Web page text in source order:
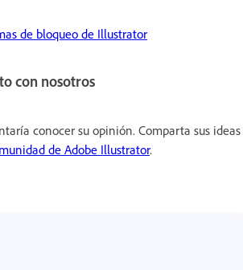
de bloqueo de Illustrator
con nosotros
conocer su opinión. Comparta sus ideas
de Adobe Illustrator.